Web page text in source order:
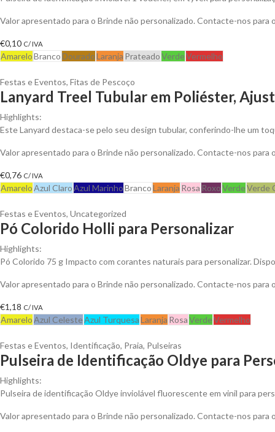
Valor apresentado para o Brinde não personalizado. Contacte-nos
€0,10 C/ IVA
AmareloBranco DouradoLaranja PrateadoVerdeVermelho
Festas e Eventos, Fitas de Pescoço
Lanyard Treel Tubular em Poliéster,
Highlights:
Este Lanyard destaca-se pelo seu design tubular, conferindo-lhe um
Valor apresentado para o Brinde não personalizado. Contacte-nos
€0,76 C/ IVA
AmareloAzul ClaroAzul MarinhoBrancoLaranja Rosa RoxoVerdeVerde
Festas e Eventos, Uncategorized
Pó Colorido Holli para Personalizar
Highlights:
Pó Colorido 75 g Impacto com corantes naturais para personalizar.
Valor apresentado para o Brinde não personalizado. Contacte-nos
€1,18 C/ IVA
AmareloAzul CelesteAzul TurquesaLaranja RosaVerdeVermelho
Festas e Eventos, Identificação, Praia, Pulseiras
Pulseira de Identificação Oldye para
Highlights:
Pulseira de identificação Oldye inviolável fluorescente em vinil para
Valor apresentado para o Brinde não personalizado. Contacte-nos